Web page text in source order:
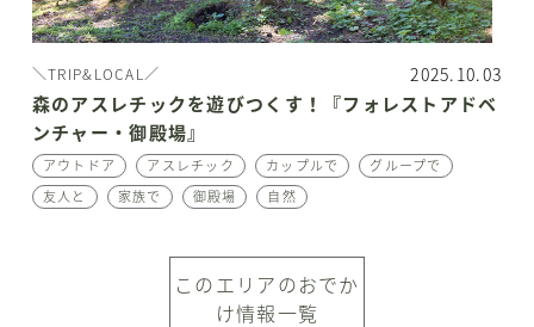
＼TRIP&LOCAL／ 2025.10.03
森のアスレチックを遊びつくす！『フォレストアドベ
ンチャー・御殿場』
アウトドア アスレチック カップルで
グループで
友人と
家族で 御殿場 自然
このエリアのおでか
け情報一覧